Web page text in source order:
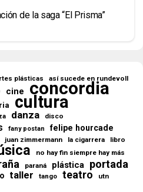
de la saga “El Prisma”
plásticas así sucede en rundevoll
cine concordia
cultura
danza disco
fany postan felipe hourcade
juan zimmermann la cigarrera libro
no hay fin siempre hay más
paraná plástica portada
taller tango teatro utn